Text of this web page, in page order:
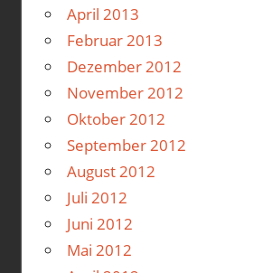
April 2013
Februar 2013
Dezember 2012
November 2012
Oktober 2012
September 2012
August 2012
Juli 2012
Juni 2012
Mai 2012